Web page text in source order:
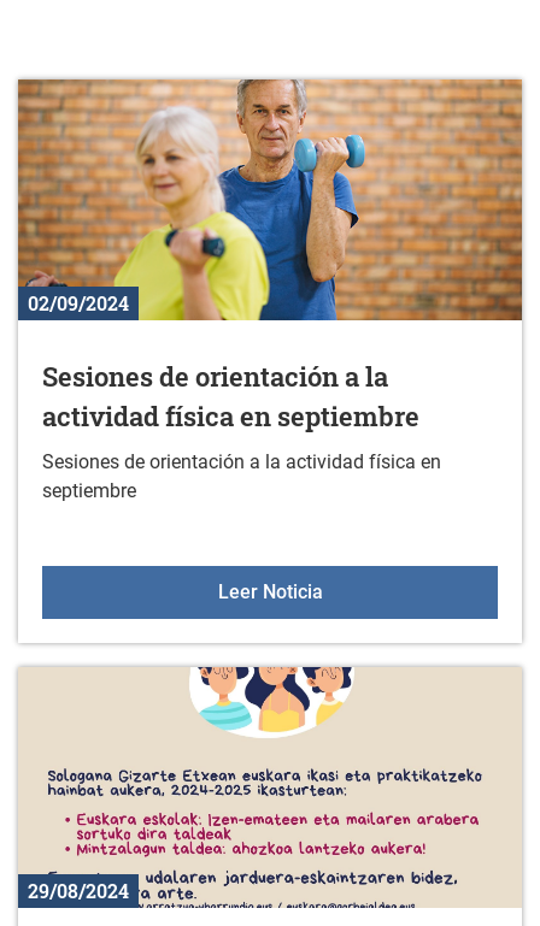
02/09/2024
Sesiones de orientación a la
actividad física en septiembre
Sesiones de orientación a la actividad física en
septiembre
Leer NoticiaSesiones de orientación
29/08/2024